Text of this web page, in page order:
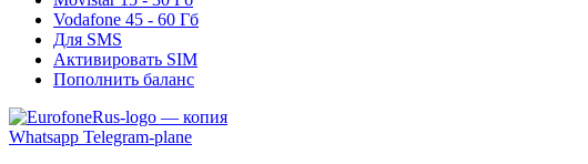
Vodafone 45 - 60 Гб
Для SMS
Активировать SIM
Пополнить баланс
Whatsapp Telegram-plane